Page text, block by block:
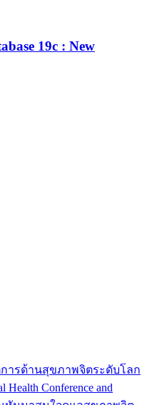
19c : New
ารด้านสุขภาพจิตระดับโลก
Conference and